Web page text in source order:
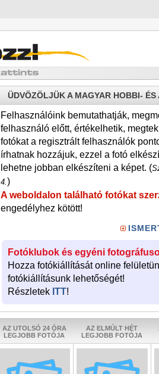
ÜDVÖZÖLJÜK A MAGYAR HOBBI-
Felhasználóink bemutathatják,
felhasználó előtt, értékelhetik,
fotókat a regisztrált felhasználók
írhatnak hozzájuk, ezzel a fotó
lehetne jobban elkészíteni a képet. (
4.)
A weboldalon található fotókat
engedélyhez kötött!
Fotóklubok és egyéni
Hozza fotókiállítását online
fotókiállításunk lehetőségét!
Részletek ITT!
AZ UTOLSÓ 24 ÓRA
LEGJOBB FOTÓJA
AZ ELMÚLT HÉT
LEGJOBB FOTÓJA